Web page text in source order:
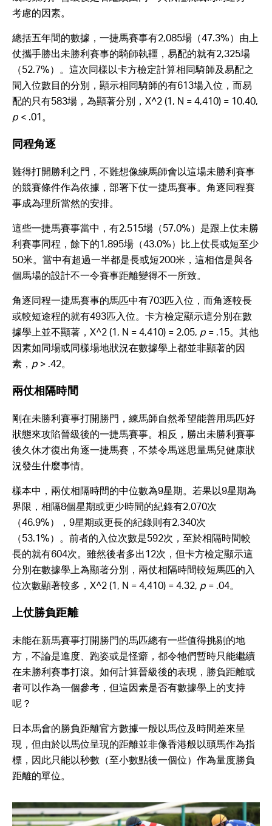
考慮的因素。
總括五年間的數據，一捷馬賽事有2,085場（47.3%）由上
仗攜手勝出未勝利賽事的騎師執韁，易配的就有2,325場
（52.7%）。這次同樣以卡方檢定計算相同騎師及易配之
間入位數目的分別，顯示相同騎師的有613場入位，而易
配的只有583場，為顯著分別，X^2 (1, N = 4,410) = 10.40,
p < .01。
同程角逐
難得打開勝利之門，不難想像練馬師會以這場未勝利賽事
的競賽條件作為依據，部署下仗一捷馬賽事。角逐同程賽
事成為理所當然的安排。
這些一捷馬賽事當中，有2,515場（57.0%）是跟上仗未勝
利賽事同程，餘下的1,895場（43.0%）比上仗長或短至少
50米。當中有超過一半都是長或短200米，這相信是與各
個馬場的設計不一令賽事距離變得不一所致。
角逐同程一捷馬賽事的馬匹中有703匹入位，而角逐較長
或較短途程的就有493匹入位。卡方檢定顯示這分別在數
據學上並不顯著，X^2 (1, N = 4,410) = 2.05, p = .15。其他
因素如同場或同樣場地狀況在數據學上都並非顯著的因
素， p > .42。
兩仗相隔時間
剛在未勝利賽事打開勝門，練馬師自然希望能善用馬匹好
狀態來攻陷晉級後的一捷馬賽事。相反，勝出未勝利賽事
後久休才復出角逐一捷馬賽，不禁令馬迷思量馬兒健康狀
況發生什麼事情。
樣本中，兩仗相隔時間的中位數為9星期。若果以9星期為
界限，相隔8個星期或更少時間的紀錄有2,070次
（46.9%），9星期或更長的紀錄則有2,340次
（53.1%）。前者的入位次數是592次，至於相隔時間較
長的就有604次。雖然後者多出12次，但卡方檢定顯示這
分別在數據學上為顯著分別，兩仗相隔時間較短馬匹的入
位次數顯著較多，X^2 (1, N = 4,410) = 4.32, p = .04。
上仗勝負距離
未能在新馬賽事打開勝門的馬匹總有一些值得挑剔的地
方，不論是進度、跑姿或是怪癖，都令牠們暫時只能繼續
在未勝利賽事打滾。如何計算晉級後的表現，勝負距離或
者可以作為一個參考，但這因素是否有數據學上的支持
呢？
日本馬會的勝負距離官方數據一般以馬位及時間差來呈
現，但由於以馬位呈現的距離並非像香港般以頭馬作為指
標，因此只能以秒數（至小數點後一個位）作為量度勝負
距離的單位。